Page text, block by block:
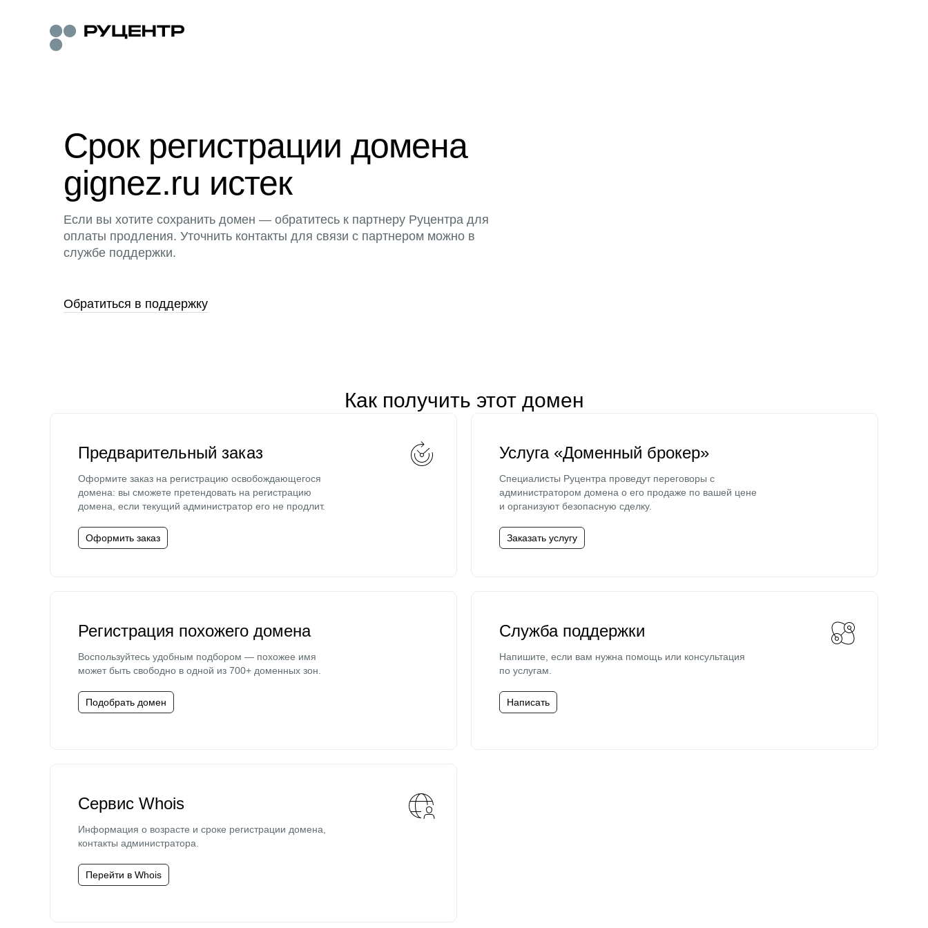
Срок регистрации домена
gignez.ru истек
Если вы хотите сохранить домен — обратитесь к партнеру Руцентра для
оплаты продления. Уточнить контакты для связи с партнером можно в
службе поддержки.
Обратиться в поддержку
Как получить этот домен
Предварительный заказ
Оформите заказ на регистрацию освобождающегося
домена: вы сможете претендовать на регистрацию
домена, если текущий администратор его не продлит.
Оформить заказ
Услуга «Доменный брокер»
Специалисты Руцентра проведут переговоры с
администратором домена о его продаже по вашей цене
и организуют безопасную сделку.
Заказать услугу
Регистрация похожего домена
Воспользуйтесь удобным подбором — похожее имя
может быть свободно в одной из 700+ доменных зон.
Подобрать домен
Служба поддержки
Напишите, если вам нужна помощь или консультация
по услугам.
Написать
Сервис Whois
Информация о возрасте и сроке регистрации домена,
контакты администратора.
Перейти в Whois